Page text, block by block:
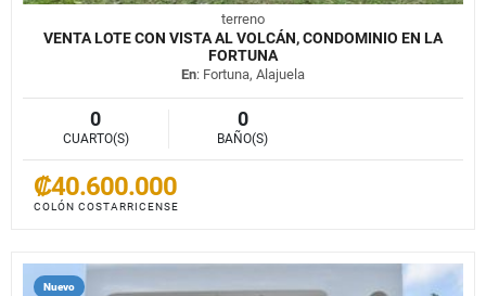
terreno
VENTA LOTE CON VISTA AL VOLCÁN, CONDOMINIO EN LA
FORTUNA
En: Fortuna, Alajuela
0
CUARTO(S)
0
BAÑO(S)
₡40.600.000
COLÓN COSTARRICENSE
Nuevo